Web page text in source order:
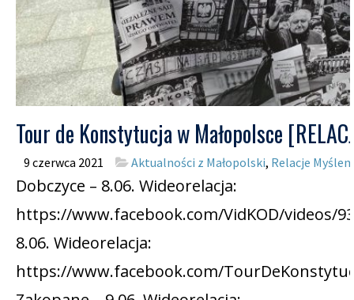
Tour de Konstytucja w Małopolsce
9 czerwca 2021 Aktualności z Małopolski, Relacje
Dobczyce – 8.06. Wideorelacja:
https://www.facebook.com/VidKOD/videos/
8.06. Wideorelacja:
https://www.facebook.com/